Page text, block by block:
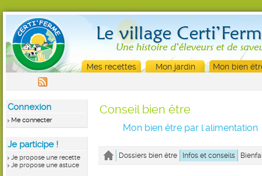
Mes recettes Mon jardin Mon bien
Connexion
Me connecter
Je participe !
Je propose une recette
Je propose une astuce
Conseil bien être
Mon bien être par l'alimentation
Dossiers bien être Infos et conseils